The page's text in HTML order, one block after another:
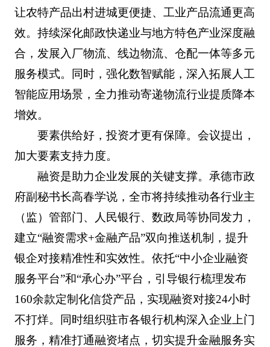
让农特产品出村进城更便捷、工业产品流通更高
效。持续深化邮政快递业与地方特色产业深度融
合，发展入厂物流、线边物流、仓配一体等多元
服务模式。同时，强化数智赋能，深入拓展人工
智能应用场景，全力推动寄递物流行业提质降本
增效。
要素供给好，投资才更有保障。会议提出，
加大要素支持力度。
融资是助力企业发展的关键支撑。承德市政
府副秘书长高春学说，全市将持续推动各行业主
（监）管部门、人民银行、数政局等协同发力，
建立“融资需求+金融产品”双向推送机制，提升
银企对接精准性和实效性。依托“中小企业融资
服务平台”和“承心办”平台，引导银行梳理发布
160余款定制化信贷产品，实现融资对接24小时
不打烊。同时组织驻市各银行机构深入企业上门
服务，精准打通融资堵点，切实提升金融服务实